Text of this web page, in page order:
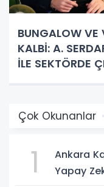
BUNGALOW VE
KALBİ: A.
İLE SEKTÖRDE
Çok Okunanlar
1
Ankara
Yapay